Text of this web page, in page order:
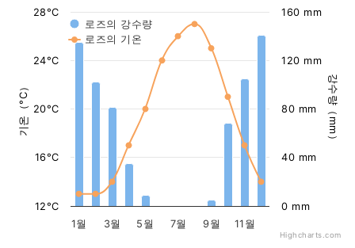
기온（°C） 강수량（mm）
로즈의 강수량
로즈의 기온
1월 3월 5월 7월 9월 11월
12°C
16°C
20°C
24°C
28°C
0 mm
40 mm
80 mm
120 mm
160 mm
Highcharts.com